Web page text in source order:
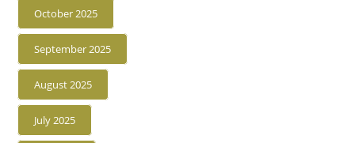
October 2025
September 2025
August 2025
July 2025